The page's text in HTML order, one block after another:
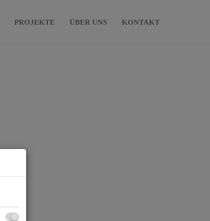
PROJEKTE ÜBER UNS KONTAKT